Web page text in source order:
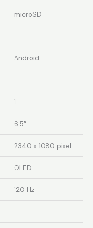
microSD
Android
1
6.5″
2340 x 1080 pixel
OLED
120 Hz